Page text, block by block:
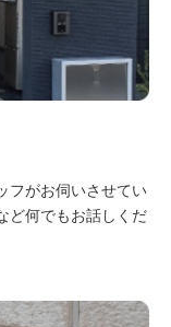
フがお伺いさせてい
ど何でもお話しくだ